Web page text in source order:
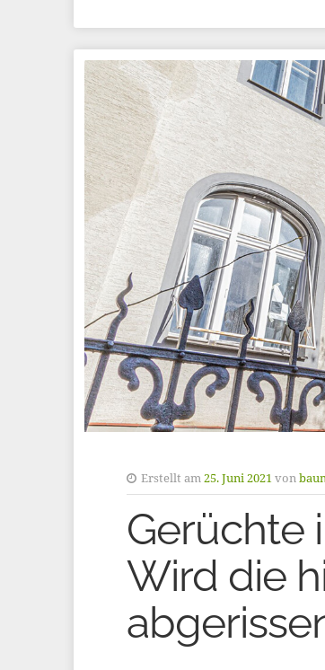
Erstellt am 25. Juni 2021 von
Gerüchte
Wird die